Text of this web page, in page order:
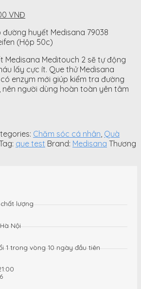
VNĐ
is:
680.000
huyết Medisana 79038
(Hộp 50c)
Medisana Meditouch 2 sẽ tự động
lấy cực ít. Que thử Medisana
enzym mới giúp kiểm tra đường
nên người dùng hoàn toàn yên tâm
Chăm sóc cá nhân Quà
que test Brand: Medisana Thương
lượng
Nội
1 trong vòng 10 ngày đầu tiên